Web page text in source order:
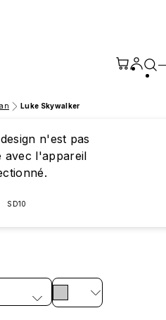
Luke Skywalker
n'est pas
avec l'appareil
SD10